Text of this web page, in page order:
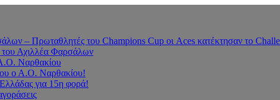
– Πρωταθλητές του Champions Cup οι Aces κατέκτησαν το
του Αχιλλέα Φαρσάλων
Ναρθακίου
ο Α.Ο. Ναρθακίου!
για 15η φορά!